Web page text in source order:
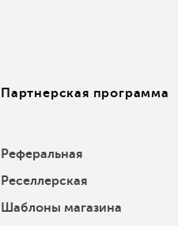
Партнерская программа
Реферальная
Реселлерская
Шаблоны магазина